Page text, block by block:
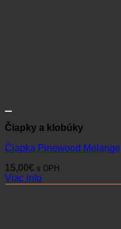
Čiapky a klobúky
Čiapka Pinewood Melange
15,00€ s DPH
Viac info